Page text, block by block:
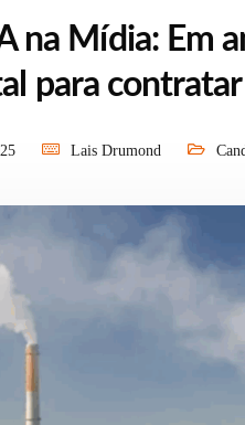
na Mídia: Em
para
Lais Drumond